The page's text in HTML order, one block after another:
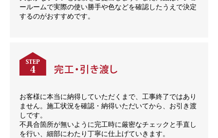
ールームで実際の使い勝手や色などを確認したうえで決定
するのがおすすめです。
お客様に本当に納得していただくまで、工事終了ではあり
ません。施工状況を確認・納得いただいてから、お引き渡
しです。
不具合箇所が無いように完工時に厳密なチェックと手直し
を行い、細部にわたり丁寧に仕上げていきます。